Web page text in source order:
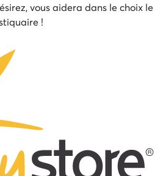
vous aidera dans le choix le
!